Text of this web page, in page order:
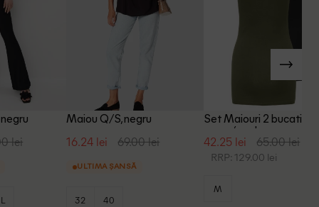
lei
Maiou Q/S, negru
16.24 lei 69.00 lei
ULTIMA ȘANSĂ
32 40
Set Maiouri 2 bucati
negru/verde
42.25 lei 65.00 lei
RRP: 129.00 lei
M